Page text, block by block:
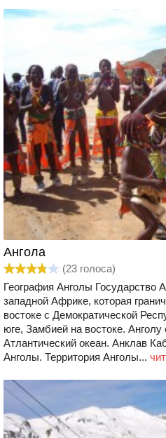
Ангола
(23 голоса)
География Анголы Государство
западной Африке, которая
востоке с Демократической
юге, Замбией на востоке.
Атлантический океан. Анклав
Анголы. Территория Анголы...